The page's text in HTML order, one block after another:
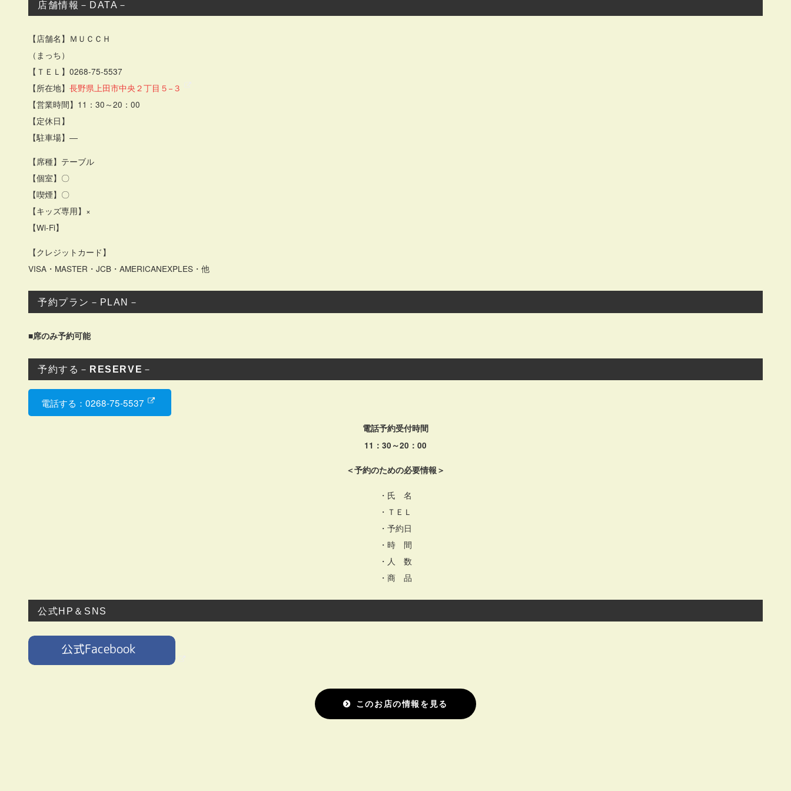
店舗情報－DATA－
【店舗名】ＭＵＣＣＨ
（まっち）
【ＴＥＬ】0268-75-5537
【所在地】 長野県上田市中央２丁目５−３
【営業時間】11：30～20：00
【定休日】
【駐車場】―
【席種】テーブル
【個室】〇
【喫煙】〇
【キッズ専用】×
【Wi-Fi】
【クレジットカード】
VISA・MASTER・JCB・AMERICANEXPLES・他
予約プラン－PLAN－
■席のみ予約可能
予約する－ RESERVE －
電話する：0268-75-5537
電話予約受付時間
11：30～20：00
＜予約のための必要情報＞
・氏 名
・ＴＥＬ
・予約日
・時 間
・人 数
・商 品
公式HP＆SNS
このお店の情報を見る